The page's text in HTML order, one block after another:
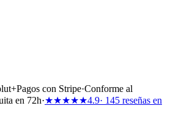
+Pagos con Stripe·Conforme al
en 72h·★★★★★4.9· 145 reseñas en